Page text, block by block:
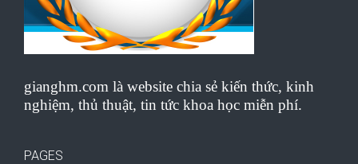
gianghm.com là website chia sẻ kiến thức, kinh
nghiệm, thủ thuật, tin tức khoa học miễn phí.
PAGES